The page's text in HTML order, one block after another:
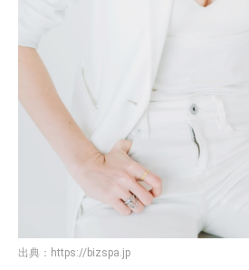
出典： https://bizspa.jp